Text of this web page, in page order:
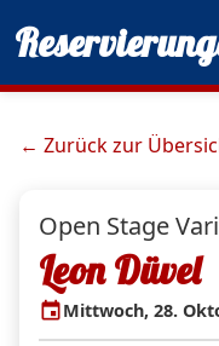
← Zurück zur
Open Stage
Leon Düvel
eventMittwoch, 28.